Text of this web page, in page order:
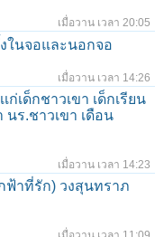
เมื่อวาน เวลา 20:05
ในจอและนอกจอ
เมื่อวาน เวลา 14:26
เด็กชาวเขา เด็กเรียน
ร.ชาวเขา เดือน
เมื่อวาน เวลา 14:23
ฟ้าที่รัก) วงสุนทราภ